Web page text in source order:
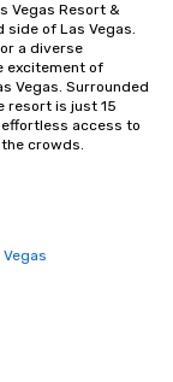
Vegas Resort &
side of Las Vegas.
a diverse
excitement of
Vegas. Surrounded
resort is just 15
access to
crowds.